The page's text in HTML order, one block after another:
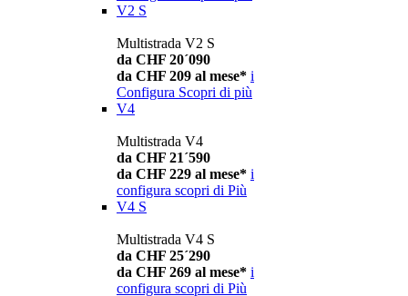
V2 S
Multistrada V2 S
da CHF 20´090
da CHF 209 al mese* i
Configura Scopri di più
V4
Multistrada V4
da CHF 21´590
da CHF 229 al mese* i
configura scopri di Più
V4 S
Multistrada V4 S
da CHF 25´290
da CHF 269 al mese* i
configura scopri di Più